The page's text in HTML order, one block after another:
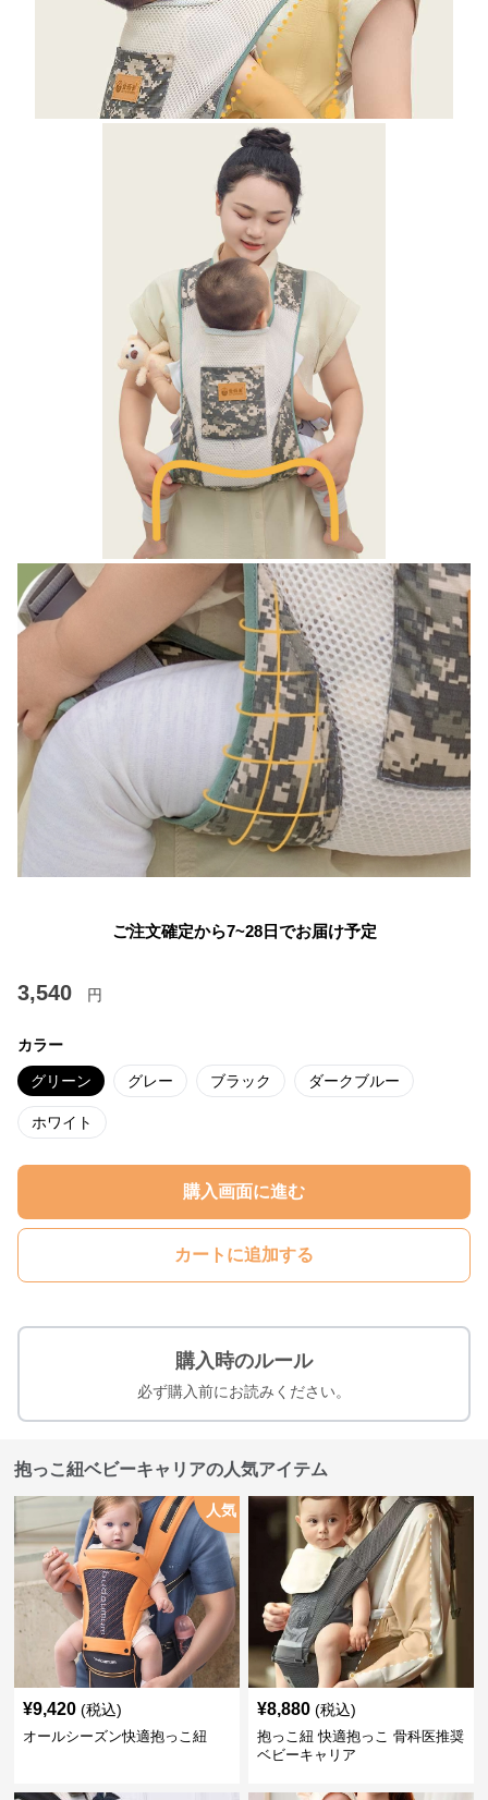
ご注文確定から7~28日でお届け予定
3,540 円
カラー
グリーン グレー ブラック ダークブルー
ホワイト
購入画面に進む
カートに追加する
購入時のルール
必ず購入前にお読みください。
抱っこ紐ベビーキャリアの人気アイテム
人気
¥9,420 (税込)
オールシーズン快適抱っこ紐
¥8,880 (税込)
抱っこ紐 快適抱っこ 骨科医推奨
ベビーキャリア